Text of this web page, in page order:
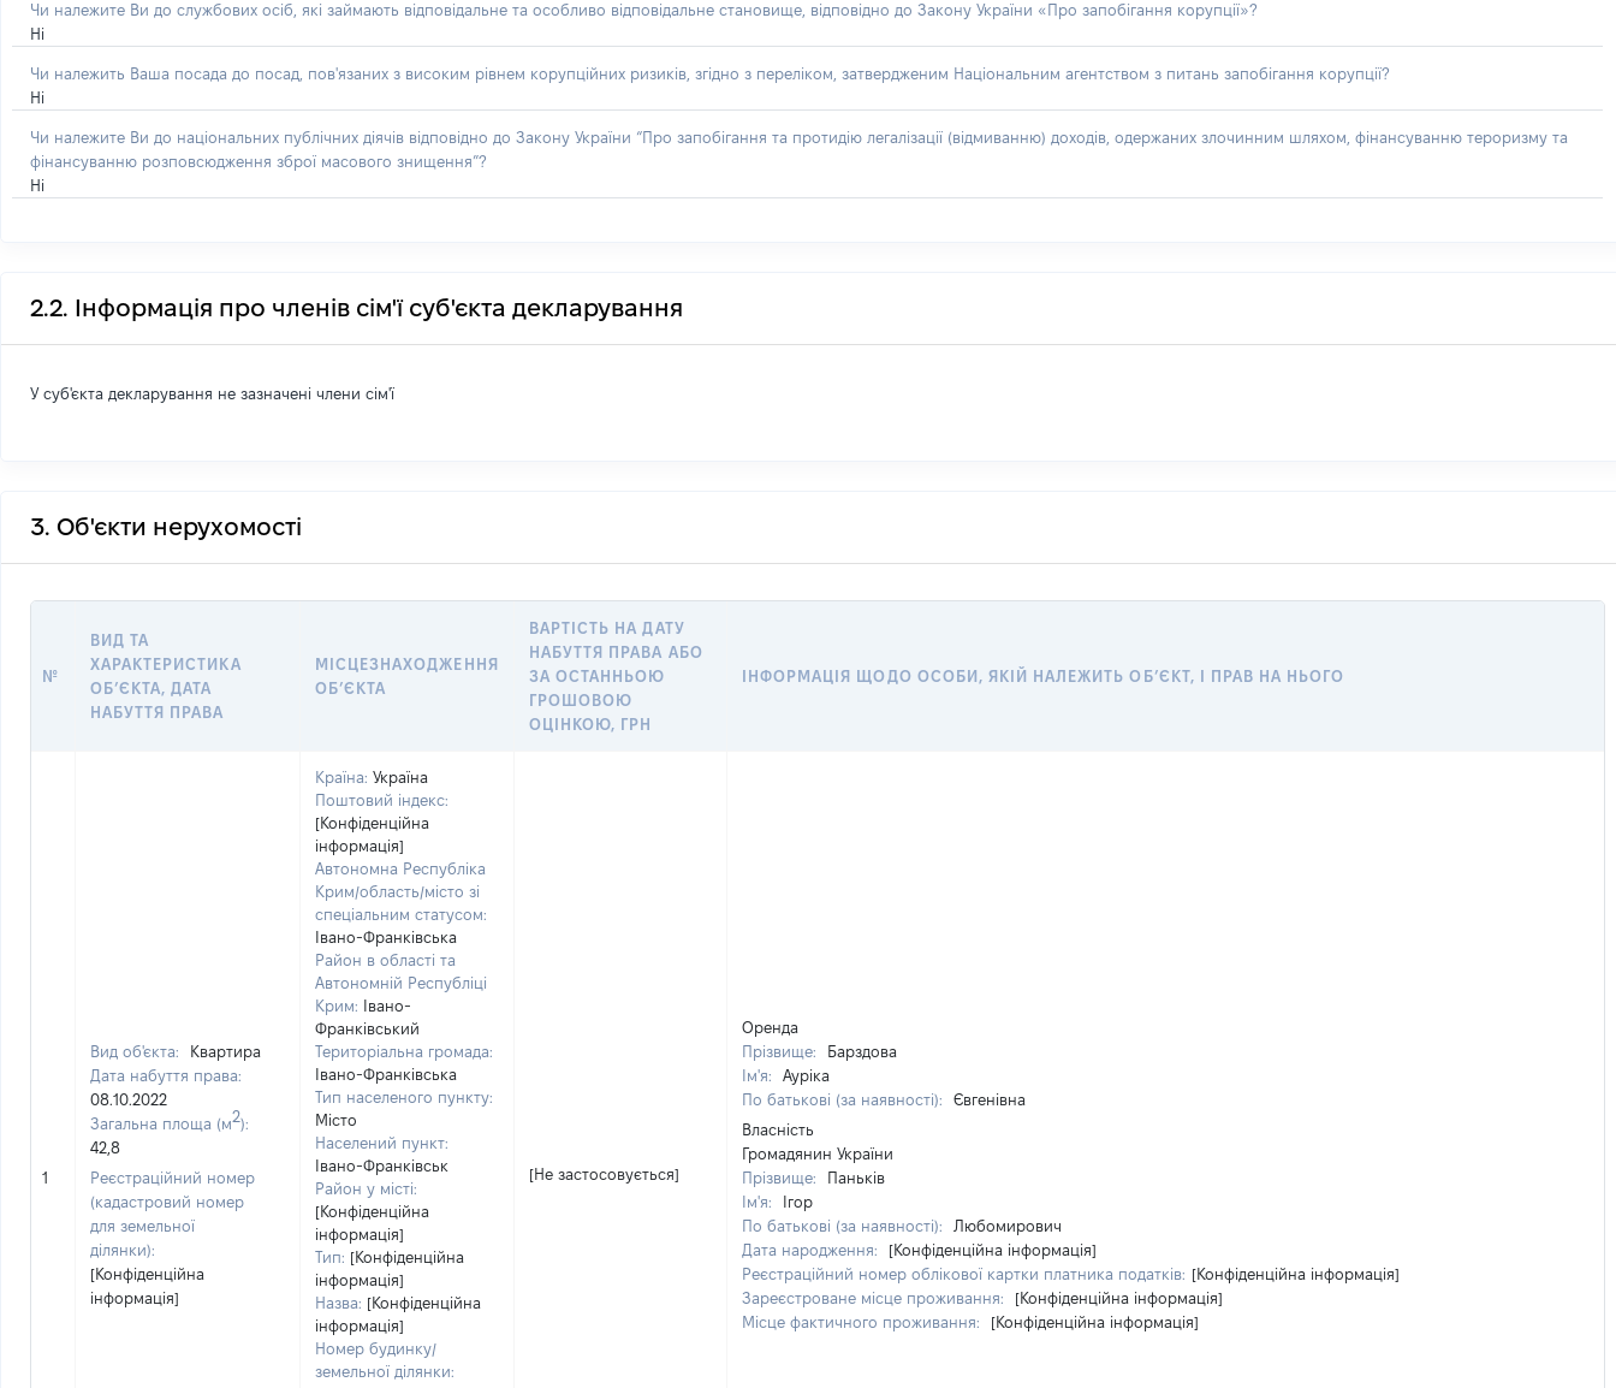
Чи належите Ви до службових осіб, які займають відповідальне та особливо відповідальне становище, відповідно до Закону України «Про запобігання корупції»?
Ні
Чи належить Ваша посада до посад, пов'язаних з високим рівнем корупційних ризиків, згідно з переліком, затвердженим Національним агентством з питань запобігання корупції?
Ні
Чи належите Ви до національних публічних діячів відповідно до Закону України “Про запобігання та протидію легалізації (відмиванню) доходів, одержаних злочинним шляхом, фінансуванню тероризму та
фінансуванню розповсюдження зброї масового знищення”?
Ні
2.2. Інформація про членів сім'ї суб'єкта декларування
У суб'єкта декларування не зазначені члени сім'ї
3. Об'єкти нерухомості
№
ВИД ТА
ХАРАКТЕРИСТИКА
ОБʼЄКТА, ДАТА
НАБУТТЯ ПРАВА
МІСЦЕЗНАХОДЖЕННЯ
ОБʼЄКТА
ВАРТІСТЬ НА ДАТУ
НАБУТТЯ ПРАВА АБО
ЗА ОСТАННЬОЮ
ГРОШОВОЮ
ОЦІНКОЮ, ГРН
ІНФОРМАЦІЯ ЩОДО ОСОБИ, ЯКІЙ НАЛЕЖИТЬ ОБ’ЄКТ, І ПРАВ НА НЬОГО
1
Вид об'єкта:
Квартира
Дата набуття права:
08.10.2022
Загальна площа (м2):
42,8
Реєстраційний номер
(кадастровий номер
для земельної
ділянки):
[Конфіденційна
інформація]
Країна: Україна
Поштовий індекс:
[Конфіденційна
інформація]
Автономна Республіка
Крим/область/місто зі
спеціальним статусом:
Івано-Франківська
Район в області та
Автономній Республіці
Крим:
Івано-
Франківський
Територіальна громада:
Івано-Франківська
Тип населеного пункту:
Місто
Населений пункт:
Івано-Франківськ
Район у місті:
[Конфіденційна
інформація]
Тип: [Конфіденційна
інформація]
Назва: [Конфіденційна
інформація]
Номер будинку/
земельної ділянки:
[Не застосовується]
Оренда
Прізвище:
Барздова
Ім'я:
Ауріка
По батькові (за наявності):
Євгенівна
Власність
Громадянин України
Прізвище:
Паньків
Ім'я:
Ігор
По батькові (за наявності):
Любомирович
Дата народження:
[Конфіденційна інформація]
Реєстраційний номер облікової картки платника податків: [Конфіденційна інформація]
Зареєстроване місце проживання:
[Конфіденційна інформація]
Місце фактичного проживання:
[Конфіденційна інформація]